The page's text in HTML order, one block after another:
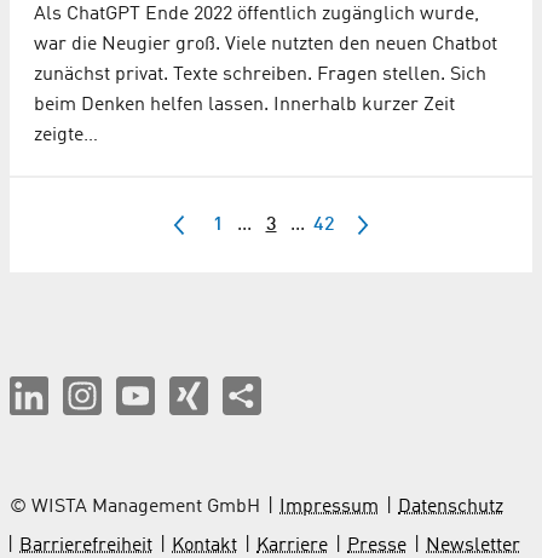
Als ChatGPT Ende 2022 öffentlich zugänglich wurde,
war die Neugier groß. Viele nutzten den neuen Chatbot
zunächst privat. Texte schreiben. Fragen stellen. Sich
beim Denken helfen lassen. Innerhalb kurzer Zeit
zeigte…
1 ... 3 ... 42
© WISTA Management GmbH Impressum
Datenschutz
Barrierefreiheit
Kontakt Karriere Presse Newsletter